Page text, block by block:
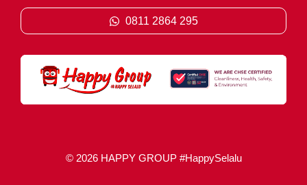
0811 2864 295
© 2026 HAPPY GROUP #HappySelalu